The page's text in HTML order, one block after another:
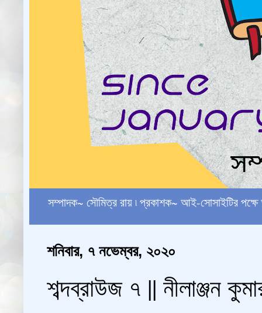
সম্পাদক~ সৌমিত্র রায় ৷ প্রকাশক~ আই-সোসাইটির
শনিবার, ৭ নভেম্বর, ২০২০
শব্দব্রাউজ ৭ || নীলাঞ্জন